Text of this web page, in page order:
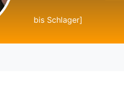
bis Schlager]